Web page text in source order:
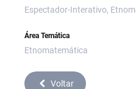
Espectador-Interativo,
Área Temática
Etnomatemática
Voltar